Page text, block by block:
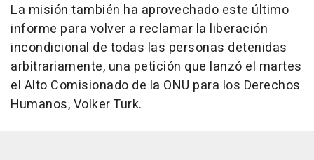
La misión también ha aprovechado este último
informe para volver a reclamar la liberación
incondicional de todas las personas detenidas
arbitrariamente, una petición que lanzó el martes
el Alto Comisionado de la ONU para los Derechos
Humanos, Volker Turk.